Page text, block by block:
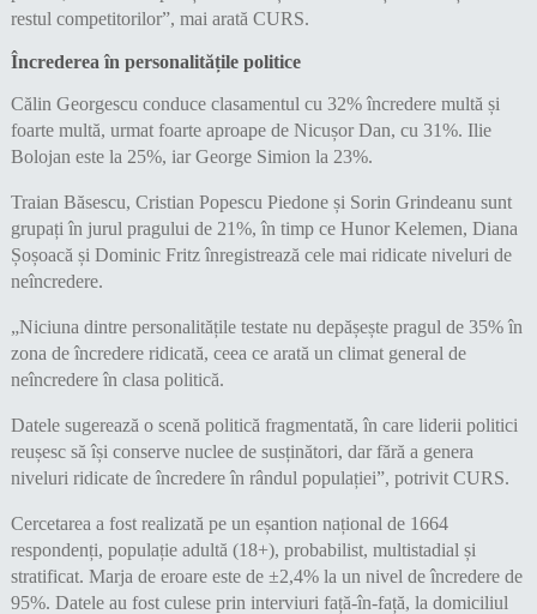
restul competitorilor”, mai arată CURS.
Încrederea în personalitățile politice
Călin Georgescu conduce clasamentul cu 32% încredere multă și
foarte multă, urmat foarte aproape de Nicușor Dan, cu 31%. Ilie
Bolojan este la 25%, iar George Simion la 23%.
Traian Băsescu, Cristian Popescu Piedone și Sorin Grindeanu sunt
grupați în jurul pragului de 21%, în timp ce Hunor Kelemen, Diana
Șoșoacă și Dominic Fritz înregistrează cele mai ridicate niveluri de
neîncredere.
„Niciuna dintre personalitățile testate nu depășește pragul de 35% în
zona de încredere ridicată, ceea ce arată un climat general de
neîncredere în clasa politică.
Datele sugerează o scenă politică fragmentată, în care liderii politici
reușesc să își conserve nuclee de susținători, dar fără a genera
niveluri ridicate de încredere în rândul populației”, potrivit CURS.
Cercetarea a fost realizată pe un eșantion național de 1664
respondenți, populație adultă (18+), probabilist, multistadial și
stratificat. Marja de eroare este de ±2,4% la un nivel de încredere de
95%. Datele au fost culese prin interviuri față-în-față, la domiciliul